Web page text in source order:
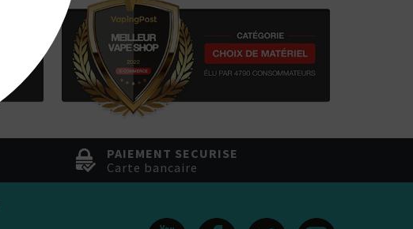
PAIEMENT SECURISE
Carte bancaire